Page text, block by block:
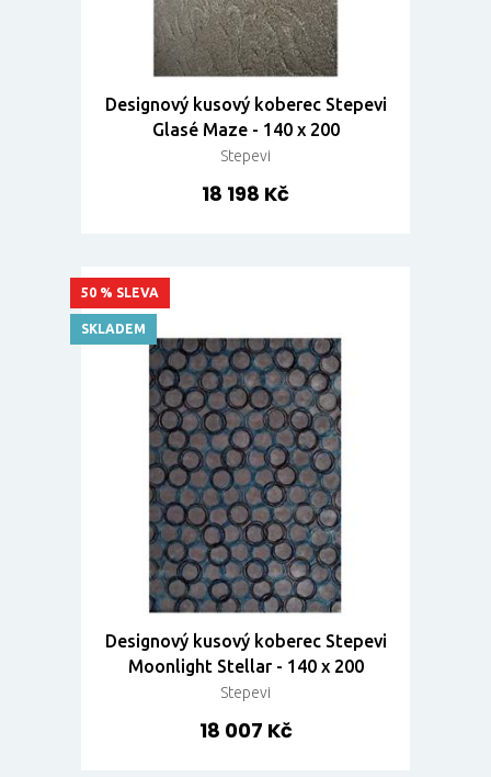
Designový kusový koberec Stepevi
Glasé Maze - 140 x 200
Stepevi
18 198 Kč
Designový kusový koberec Stepevi
Moonlight Stellar - 140 x 200
Stepevi
18 007 Kč
50 % SLEVA
SKLADEM